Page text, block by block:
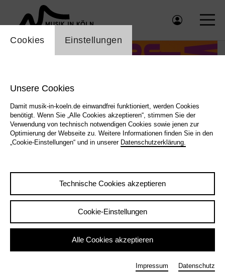
Einstellung Cookienbanner
Cookies Einstellungen
Unsere Cookies
Damit musik-in-koeln.de einwandfrei funktioniert, werden Cookies
benötigt. Wenn Sie „Alle Cookies akzeptieren“, stimmen Sie der
Verwendung von technisch notwendigen Cookies sowie jenen zur
Optimierung der Webseite zu. Weitere Informationen finden Sie in den
„Cookie-Einstellungen“ und in unserer Datenschutzerklärung.
Technische Cookies akzeptieren
Cookie-Einstellungen
Alle Cookies akzeptieren
Impressum Datenschutz
Winterjazz 2026 © Christian Schäfer |Winterjazz 2026 © Christian Schäfer
Zurück|Übersicht
Winterjazz Köln 2026